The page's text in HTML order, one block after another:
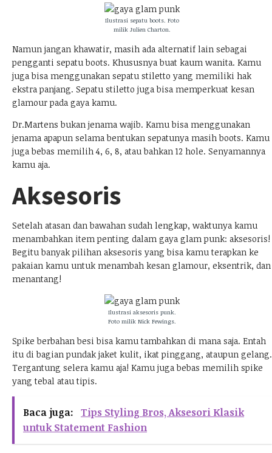
Ilustrasi sepatu boots. Foto
milik Julien Charton.
Namun jangan khawatir, masih ada alternatif lain sebagai
pengganti sepatu boots. Khususnya buat kaum wanita. Kamu
juga bisa menggunakan sepatu stiletto yang memiliki hak
ekstra panjang. Sepatu stiletto juga bisa memperkuat kesan
glamour pada gaya kamu.
Dr.Martens bukan jenama wajib. Kamu bisa menggunakan
jenama apapun selama bentukan sepatunya masih boots. Kamu
juga bebas memilih 4, 6, 8, atau bahkan 12 hole. Senyamannya
kamu aja.
Aksesoris
Setelah atasan dan bawahan sudah lengkap, waktunya kamu
menambahkan item penting dalam gaya glam punk: aksesoris!
Begitu banyak pilihan aksesoris yang bisa kamu terapkan ke
pakaian kamu untuk menambah kesan glamour, eksentrik, dan
menantang!
Ilustrasi aksesoris punk.
Foto milik Nick Fewings.
Spike berbahan besi bisa kamu tambahkan di mana saja. Entah
itu di bagian pundak jaket kulit, ikat pinggang, ataupun gelang.
Tergantung selera kamu aja! Kamu juga bebas memilih spike
yang tebal atau tipis.
Baca juga: Tips Styling Bros, Aksesori Klasik
untuk Statement Fashion